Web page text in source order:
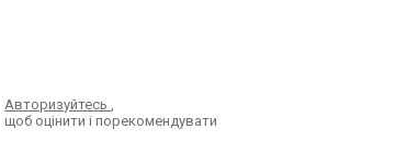
Авторизуйтесь,
щоб оцінити і порекомендувати